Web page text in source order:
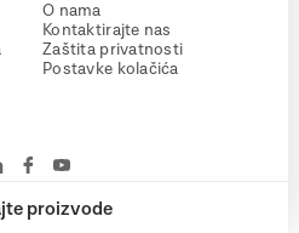
proizvode
O nama
Kontaktirajte nas
Zaštita privatnosti
Postavke kolačića